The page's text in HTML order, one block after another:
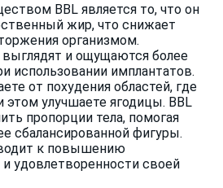
BBL является то, что он
жир, что снижает
организмом.
и ощущаются более
использовании имплантатов.
от похудения областей, где
этом улучшаете ягодицы. BBL
пропорции тела, помогая
сбалансированной фигуры.
к повышению
удовлетворенности своей